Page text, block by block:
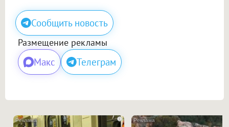
Сообщить новость
Размещение рекламы
Макс Телеграм
i